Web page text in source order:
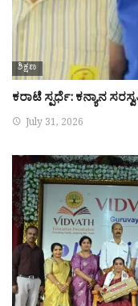
ಶಿಕ್ಷಣ
ಕರಾಟೆ ಸ್ಪರ್ಧೆ: ಕನ್ಯಾನ
July 31, 2026